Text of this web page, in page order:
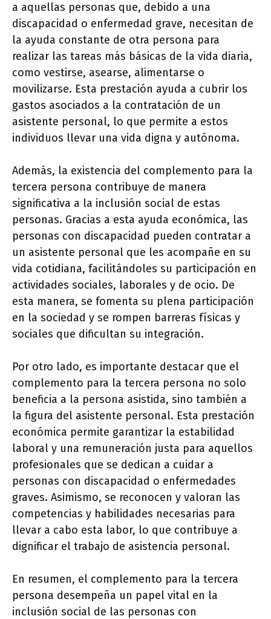
a aquellas personas que, debido a una
discapacidad o enfermedad grave, necesitan de
la ayuda constante de otra persona para
realizar las tareas más básicas de la vida diaria,
como vestirse, asearse, alimentarse o
movilizarse. Esta prestación ayuda a cubrir los
gastos asociados a la contratación de un
asistente personal, lo que permite a estos
individuos llevar una vida digna y autónoma.
Además, la existencia del complemento para la
tercera persona contribuye de manera
significativa a la inclusión social de estas
personas. Gracias a esta ayuda económica, las
personas con discapacidad pueden contratar a
un asistente personal que les acompañe en su
vida cotidiana, facilitándoles su participación en
actividades sociales, laborales y de ocio. De
esta manera, se fomenta su plena participación
en la sociedad y se rompen barreras físicas y
sociales que dificultan su integración.
Por otro lado, es importante destacar que el
complemento para la tercera persona no solo
beneficia a la persona asistida, sino también a
la figura del asistente personal. Esta prestación
económica permite garantizar la estabilidad
laboral y una remuneración justa para aquellos
profesionales que se dedican a cuidar a
personas con discapacidad o enfermedades
graves. Asimismo, se reconocen y valoran las
competencias y habilidades necesarias para
llevar a cabo esta labor, lo que contribuye a
dignificar el trabajo de asistencia personal.
En resumen, el complemento para la tercera
persona desempeña un papel vital en la
inclusión social de las personas con